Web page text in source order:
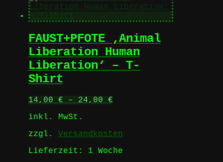
FAUST+PFOTE ‚Animal
Liberation Human
Liberation‘ – T-
Shirt
14,00 € – 24,00 €
inkl. MwSt.
zzgl. Versandkosten
Lieferzeit: 1 Woche